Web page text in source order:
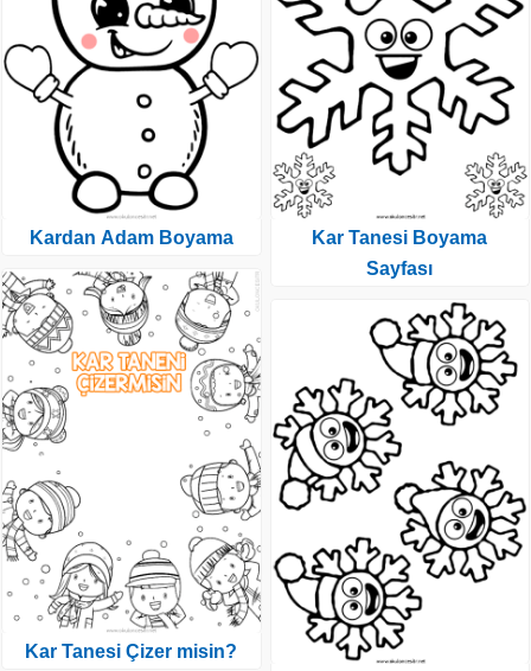
Kardan Adam Boyama
Kar Tanesi Çizer misin?
Kar Tanesi Boyama
Sayfası